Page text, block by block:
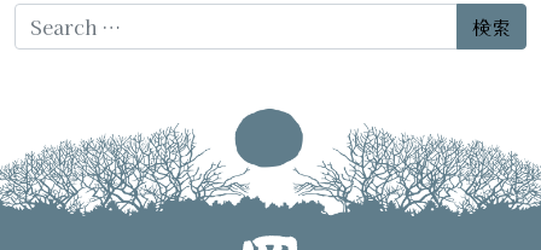
Search for: